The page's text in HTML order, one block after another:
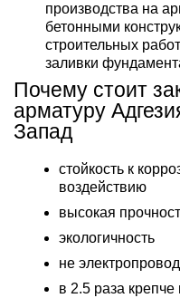
производства на
бетонными
строительных
заливки
Почему стоит
арматуру
Запад
стойкость к
воздействию
высокая
экологичность
не
в 2.5 раза